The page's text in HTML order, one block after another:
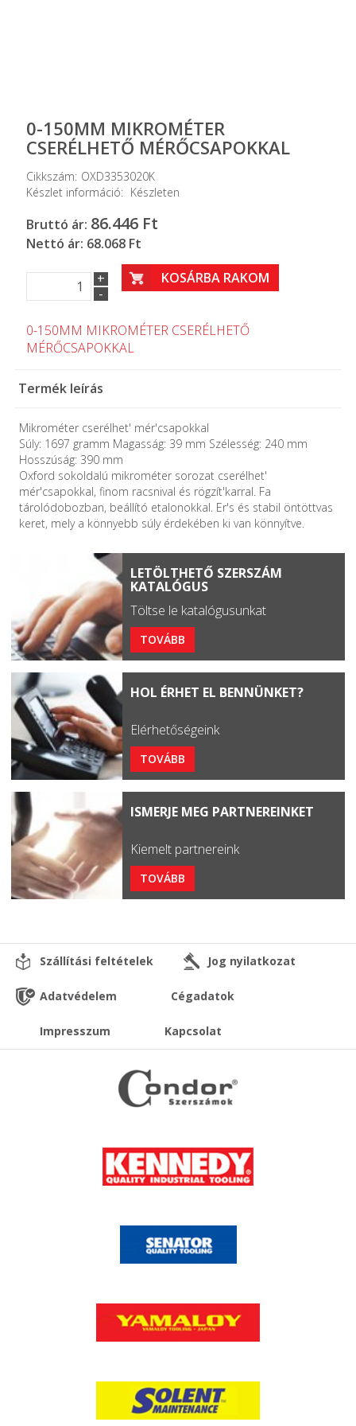
0-150MM MIKROMÉTER
CSERÉLHETŐ MÉRŐCSAPOKKAL
Cikkszám: OXD3353020K
Készlet információ: Készleten
Bruttó ár: 86.446 Ft
Nettó ár: 68.068 Ft
+
-
KOSÁRBA RAKOM
0-150MM MIKROMÉTER CSERÉLHETŐ
MÉRŐCSAPOKKAL
Termék leírás
Mikrométer cserélhet' mér'csapokkal
Súly: 1697 gramm Magasság: 39 mm Szélesség: 240 mm
Hosszúság: 390 mm
Oxford sokoldalú mikrométer sorozat cserélhet'
mér'csapokkal, finom racsnival és rögzít'karral. Fa
tárolódobozban, beállító etalonokkal. Er's és stabil öntöttvas
keret, mely a könnyebb súly érdekében ki van könnyítve.
LETÖLTHETŐ SZERSZÁM
KATALÓGUS
Töltse le katalógusunkat
TOVÁBB
HOL ÉRHET EL BENNÜNKET?
Elérhetőségeink
TOVÁBB
ISMERJE MEG PARTNEREINKET
Kiemelt partnereink
TOVÁBB
Szállítási feltételek Jog nyilatkozat
Adatvédelem Cégadatok
Impresszum Kapcsolat